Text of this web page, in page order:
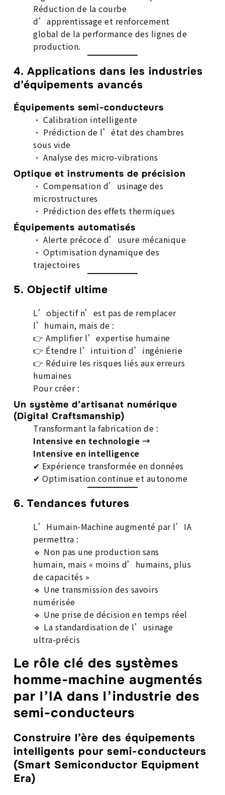
Réduction de la courbe
d’apprentissage et renforcement
global de la performance des lignes de
production.
4. Applications dans les industries
d’équipements avancés
Équipements semi-conducteurs
• Calibration intelligente
• Prédiction de l’état des chambres
sous vide
• Analyse des micro-vibrations
Optique et instruments de précision
• Compensation d’usinage des
microstructures
• Prédiction des effets thermiques
Équipements automatisés
• Alerte précoce d’usure mécanique
• Optimisation dynamique des
trajectoires
5. Objectif ultime
L’objectif n’est pas de remplacer
l’humain, mais de :
👉 Amplifier l’expertise humaine
👉 Étendre l’intuition d’ingénierie
👉 Réduire les risques liés aux erreurs
humaines
Pour créer :
Un système d’artisanat numérique
(Digital Craftsmanship)
Transformant la fabrication de :
Intensive en technologie →
Intensive en intelligence
✔ Expérience transformée en données
✔ Optimisation continue et autonome
6. Tendances futures
L’Humain-Machine augmenté par l’IA
permettra :
🔹 Non pas une production sans
humain, mais « moins d’humains, plus
de capacités »
🔹 Une transmission des savoirs
numérisée
🔹 Une prise de décision en temps réel
🔹 La standardisation de l’usinage
ultra-précis
Le rôle clé des systèmes
homme-machine augmentés
par l’IA dans l’industrie des
semi-conducteurs
Construire l’ère des équipements
intelligents pour semi-conducteurs
(Smart Semiconductor Equipment
Era)